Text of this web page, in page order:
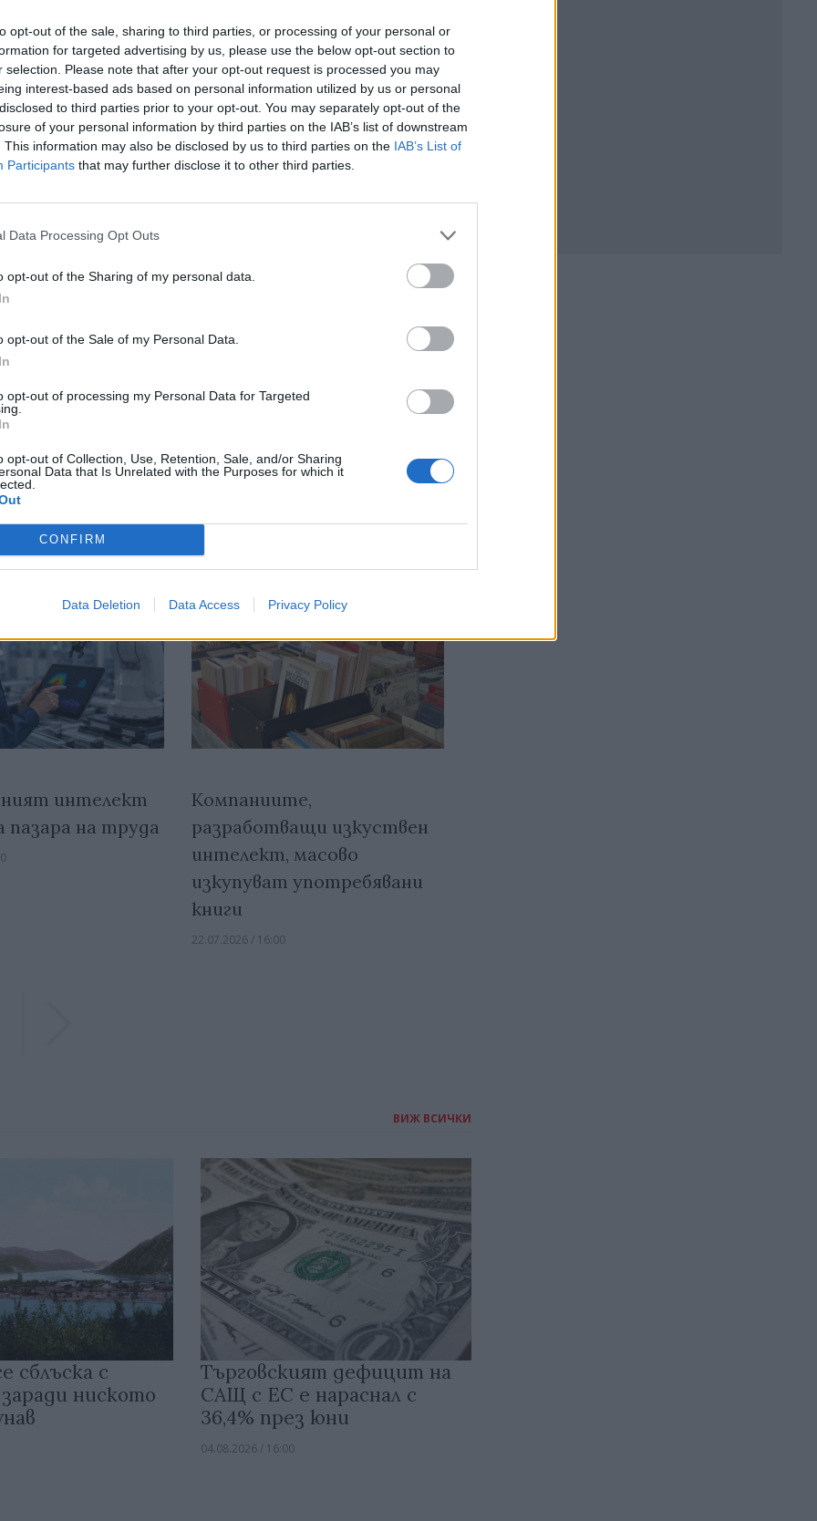
opt-out of the sale, sharing to third parties, or processing of your personal or
for targeted advertising by us, please use the below opt-out section to
selection. Please note that after your opt-out request is processed you may
interest-based ads based on personal information utilized by us or personal
to third parties prior to your opt-out. You may separately opt-out of the
of your personal information by third parties on the IAB’s list of downstream
This information may also be disclosed by us to third parties on the IAB’s List of
Participants that may further disclose it to other third parties.
Data Processing Opt Outs
opt-out of the Sharing of my personal data.
opt-out of the Sale of my Personal Data.
opt-out of processing my Personal Data for Targeted
opt-out of Collection, Use, Retention, Sale, and/or Sharing
Data that Is Unrelated with the Purposes for which it
CONFIRM
Data Deletion Data Access Privacy Policy
на изневяра: 61–66% от анкетираните.
НОВИНИ »
ВАЙБЪР
ВЪВ facebook
в:
интелект
пазара на труда
Компаниите,
разработващи изкуствен
интелект, масово
изкупуват употребявани
книги
22.07.2026 / 16:00
ВИЖ ВСИЧКИ
сблъска с
ниското
Търговският дефицит на
САЩ с ЕС е нараснал с
36,4% през юни
04.08.2026 / 16:00